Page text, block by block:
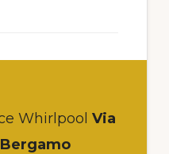
Whirlpool Via